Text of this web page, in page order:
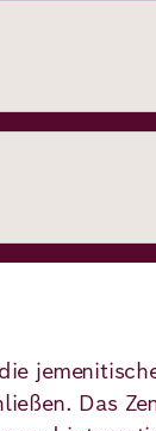
Das